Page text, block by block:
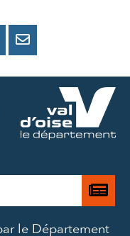
PARTAGER
MAIL
Je
le Département